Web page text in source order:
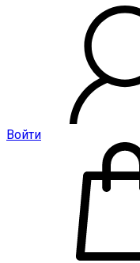
Войти